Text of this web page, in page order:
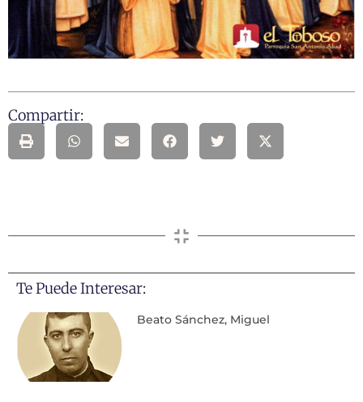
Compartir:
Te Puede Interesar:
Beato Sánchez, Miguel